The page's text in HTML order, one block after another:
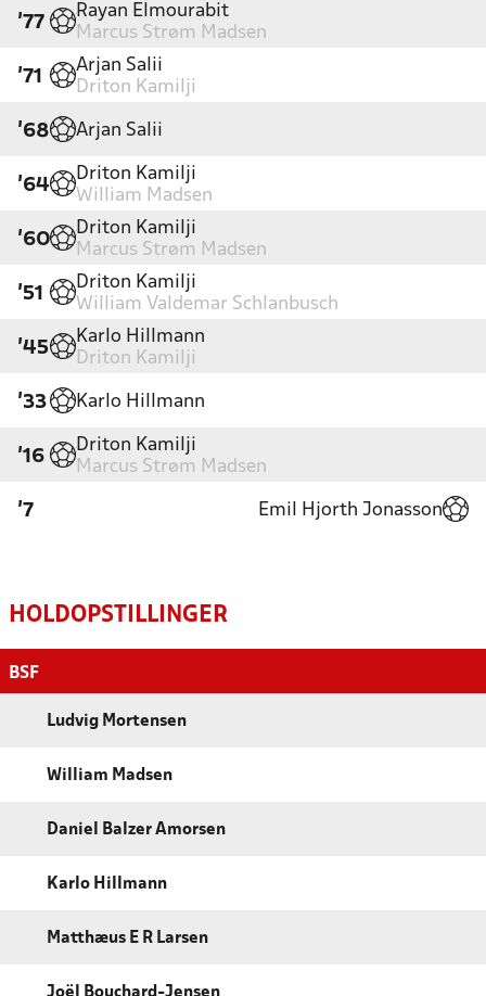
'77
Rayan Elmourabit
Marcus Strøm Madsen
'71
Arjan Salii
Driton Kamilji
'68 Arjan Salii
'64
Driton Kamilji
William Madsen
'60
Driton Kamilji
Marcus Strøm Madsen
'51
Driton Kamilji
William Valdemar Schlanbusch
'45
Karlo Hillmann
Driton Kamilji
'33 Karlo Hillmann
'16
Driton Kamilji
Marcus Strøm Madsen
'7 Emil Hjorth Jonasson
HOLDOPSTILLINGER
BSF
Ludvig Mortensen
William Madsen
Daniel Balzer Amorsen
Karlo Hillmann
Matthæus E R Larsen
Joël Bouchard-Jensen